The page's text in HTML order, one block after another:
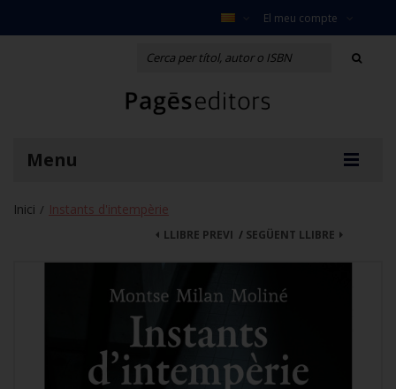
El meu compte
Menu
Inici / Instants d'intempèrie
SEGÜENT LLIBRE
LLIBRE PREVI /